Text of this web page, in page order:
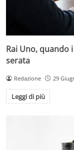
Rai Uno, quando
serata
Redazione 29
Leggi di più